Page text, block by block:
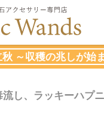
～収穫の兆しが始
流し、ラッキーハプ